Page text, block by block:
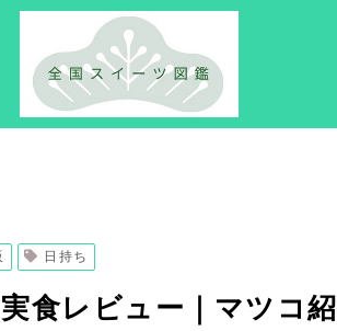
日持ち
食レビュー｜マツコ紹